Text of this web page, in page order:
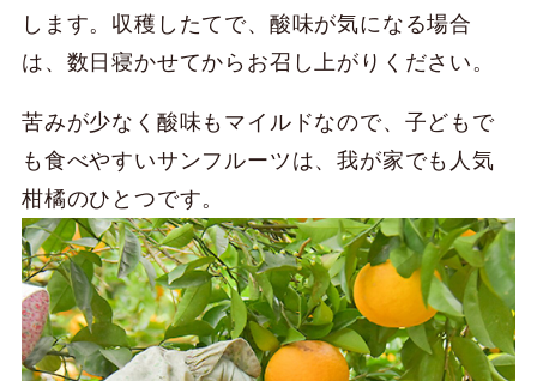
します。収穫したてで、酸味が気になる場合
は、数日寝かせてからお召し上がりください。
苦みが少なく酸味もマイルドなので、子どもで
も食べやすいサンフルーツは、我が家でも人気
柑橘のひとつです。